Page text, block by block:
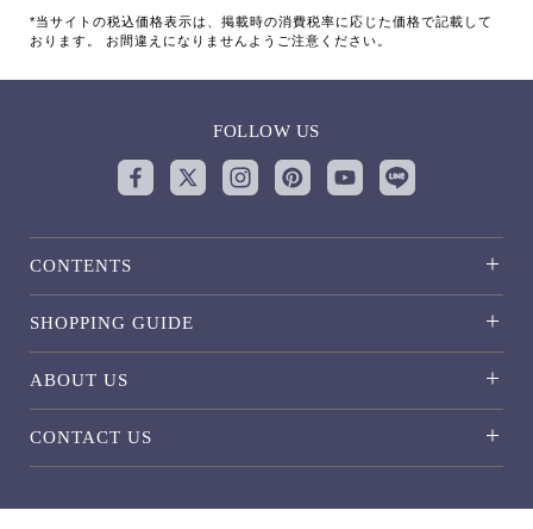
*当サイトの税込価格表示は、掲載時の消費税率に応じた価格で記載して
おります。 お間違えになりませんようご注意ください。
FOLLOW US
CONTENTS
SHOPPING GUIDE
ABOUT US
CONTACT US